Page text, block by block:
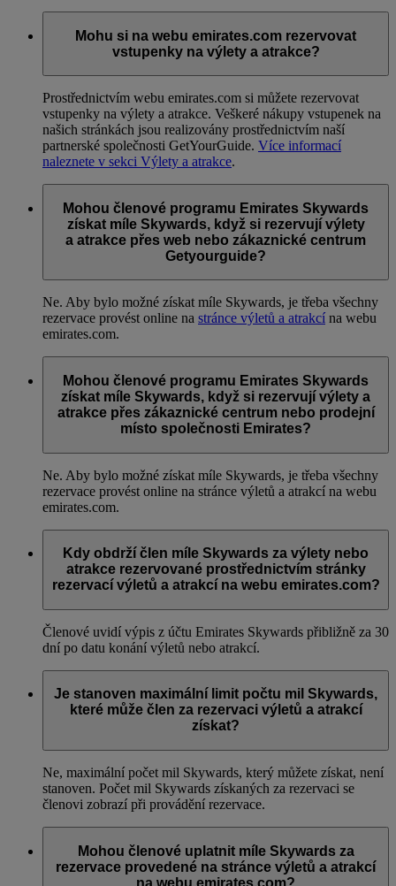
Mohu si na webu emirates.com rezervovat
vstupenky na výlety a atrakce?
Prostřednictvím webu emirates.com si můžete rezervovat
vstupenky na výlety a atrakce. Veškeré nákupy vstupenek na
našich stránkách jsou realizovány prostřednictvím naší
partnerské společnosti GetYourGuide. Více informací
naleznete v sekci Výlety a atrakce.
Mohou členové programu Emirates Skywards
získat míle Skywards, když si rezervují výlety
a atrakce přes web nebo zákaznické centrum
Getyourguide?
Ne. Aby bylo možné získat míle Skywards, je třeba všechny
rezervace provést online na stránce výletů a atrakcí na webu
emirates.com.
Mohou členové programu Emirates Skywards
získat míle Skywards, když si rezervují výlety a
atrakce přes zákaznické centrum nebo prodejní
místo společnosti Emirates?
Ne. Aby bylo možné získat míle Skywards, je třeba všechny
rezervace provést online na stránce výletů a atrakcí na webu
emirates.com.
Kdy obdrží člen míle Skywards za výlety nebo
atrakce rezervované prostřednictvím stránky
rezervací výletů a atrakcí na webu emirates.com?
Členové uvidí výpis z účtu Emirates Skywards přibližně za 30
dní po datu konání výletů nebo atrakcí.
Je stanoven maximální limit počtu mil Skywards,
které může člen za rezervaci výletů a atrakcí
získat?
Ne, maximální počet mil Skywards, který můžete získat, není
stanoven. Počet mil Skywards získaných za rezervaci se
členovi zobrazí při provádění rezervace.
Mohou členové uplatnit míle Skywards za
rezervace provedené na stránce výletů a atrakcí
na webu emirates.com?